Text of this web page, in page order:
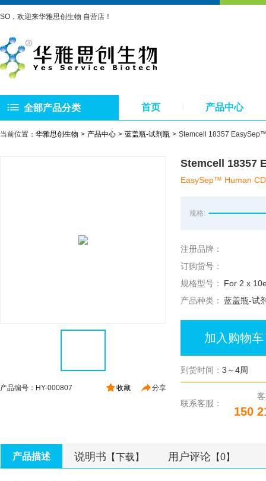
SO，欢迎来华雅思创生物 自营店！
全部产品分类 首页 产品中心
当前位置： 华雅思创生物 产品中心 蓝盖瓶-试剂瓶 Stemcell 18357
分享
收藏
产品编号：HY-000807
Stemcell 18357
EasySep™ Human
规格:
注册品牌：
订购货号：
规格型号：
For 2 x
产品种类： 蓝盖瓶-试
加入购物车
到货时间： 3～4周
联系客服：
150
产品描述 说明书 【下载】 用户评论 【0】